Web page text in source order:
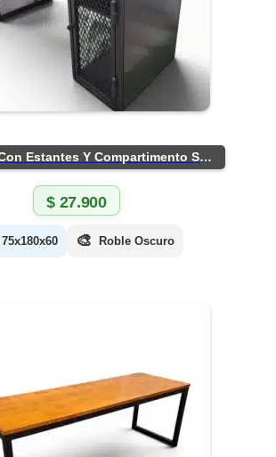
Escritorio Con Estantes Y Compartimento Seguro
$27.900
75x180x60 🎨 Roble Oscuro